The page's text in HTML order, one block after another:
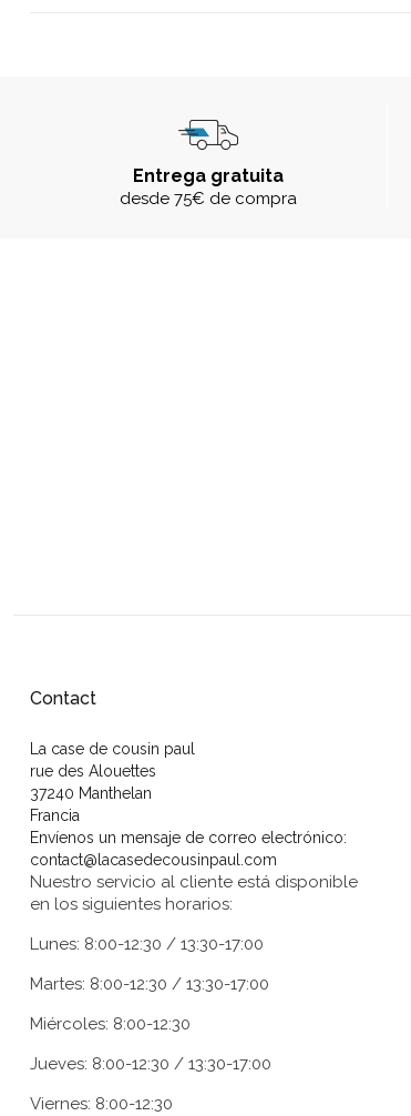
Entrega gratuita
desde 75€ de compra
Contact
La case de cousin paul
rue des Alouettes
37240 Manthelan
Francia
Envíenos un mensaje de correo electrónico:
contact@lacasedecousinpaul.com
Nuestro servicio al cliente está disponible
en los siguientes horarios:
Lunes: 8:00-12:30 / 13:30-17:00
Martes: 8:00-12:30 / 13:30-17:00
Miércoles: 8:00-12:30
Jueves: 8:00-12:30 / 13:30-17:00
Viernes: 8:00-12:30